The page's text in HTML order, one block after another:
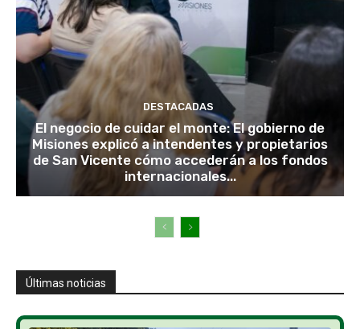
DESTACADAS
El negocio de cuidar el monte: El gobierno de
Misiones explicó a intendentes y propietarios
de San Vicente cómo accederán a los fondos
internacionales...
Últimas noticias